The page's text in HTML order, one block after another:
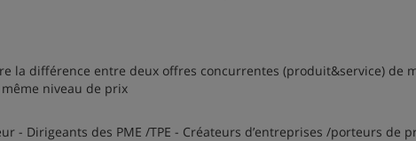
la différence entre deux offres concurrentes (produit&service) de
niveau de prix
- Dirigeants des PME /TPE - Créateurs d’entreprises /porteurs de